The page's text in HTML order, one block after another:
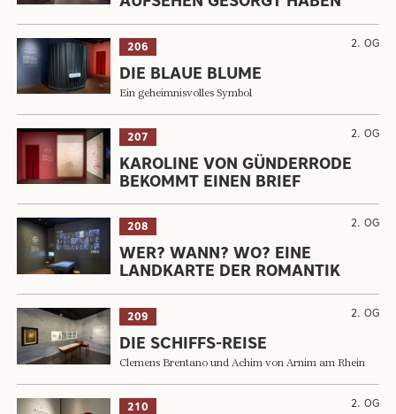
206 2. OG
DIE BLAUE BLUME
Ein geheimnisvolles Symbol
207 2. OG
KAROLINE VON GÜNDERRODE
BEKOMMT EINEN BRIEF
208 2. OG
WER? WANN? WO? EINE
LANDKARTE DER ROMANTIK
209 2. OG
DIE SCHIFFS-REISE
Clemens Brentano und Achim von Arnim am Rhein
210 2. OG